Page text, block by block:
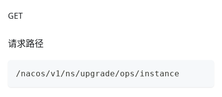
GET
请求路径
/nacos/v1/ns/upgrade/ops/instance